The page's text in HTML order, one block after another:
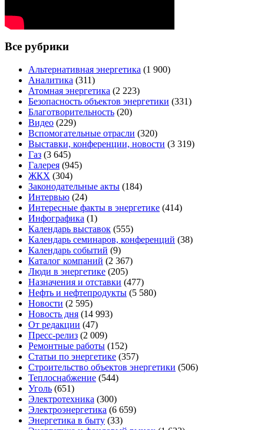
Все рубрики
Альтернативная энергетика (1 900)
Аналитика (311)
Атомная энергетика (2 223)
Безопасность объектов энергетики (331)
Благотворительность (20)
Видео (229)
Вспомогательные отрасли (320)
Выставки, конференции, новости (3 319)
Газ (3 645)
Галерея (945)
ЖКХ (304)
Законодательные акты (184)
Интервью (24)
Интересные факты в энергетике (414)
Инфографика (1)
Календарь выставок (555)
Календарь семинаров, конференций (38)
Календарь событий (9)
Каталог компаний (2 367)
Люди в энергетике (205)
Назначения и отставки (477)
Нефть и нефтепродукты (5 580)
Новости (2 595)
Новость дня (14 993)
От редакции (47)
Пресс-релиз (2 009)
Ремонтные работы (152)
Статьи по энергетике (357)
Строительство объектов энергетики (506)
Теплоснабжение (544)
Уголь (651)
Электротехника (300)
Электроэнергетика (6 659)
Энергетика в быту (33)